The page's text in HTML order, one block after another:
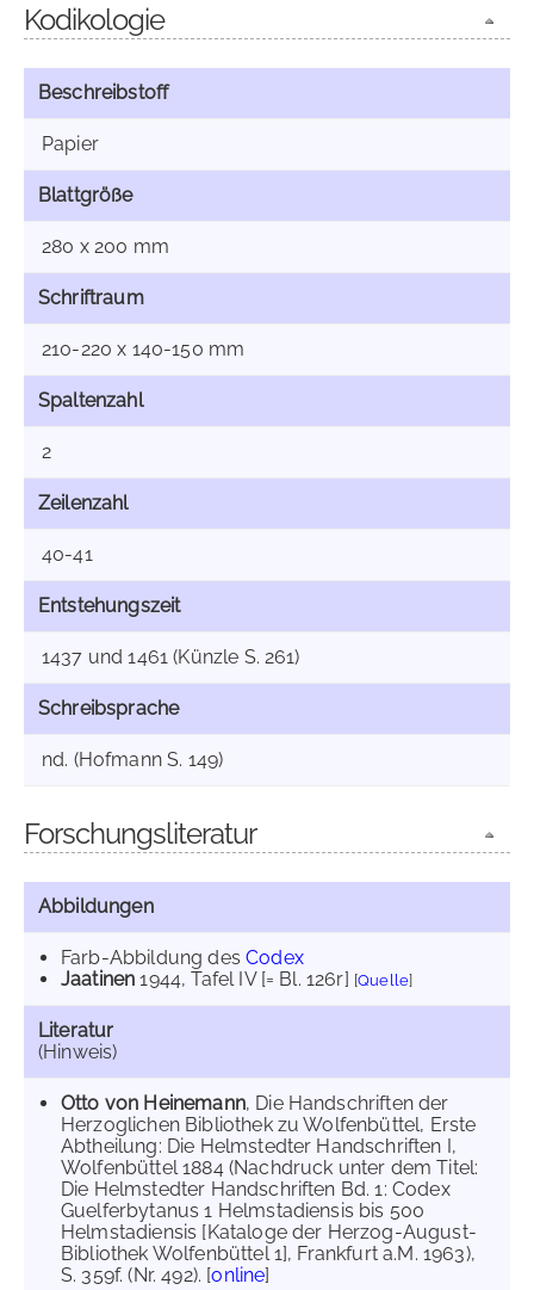
Kodikologie
Beschreibstoff
Papier
Blattgröße
280 x 200 mm
Schriftraum
210-220 x 140-150 mm
Spaltenzahl
2
Zeilenzahl
40-41
Entstehungszeit
1437 und 1461 (Künzle S. 261)
Schreibsprache
nd. (Hofmann S. 149)
Forschungsliteratur
Abbildungen
Farb-Abbildung desCodex
Jaatinen 1944, Tafel IV [= Bl. 126r] [Quelle]
Literatur
(Hinweis)
Otto von Heinemann, Die Handschriften der
Herzoglichen Bibliothek zu Wolfenbüttel, Erste
Abtheilung: Die Helmstedter Handschriften I,
Wolfenbüttel 1884 (Nachdruck unter dem Titel:
Die Helmstedter Handschriften Bd. 1: Codex
Guelferbytanus 1 Helmstadiensis bis 500
Helmstadiensis [Kataloge der Herzog-August-
Bibliothek Wolfenbüttel 1], Frankfurt a.M. 1963),
S. 359f. (Nr. 492). [online]